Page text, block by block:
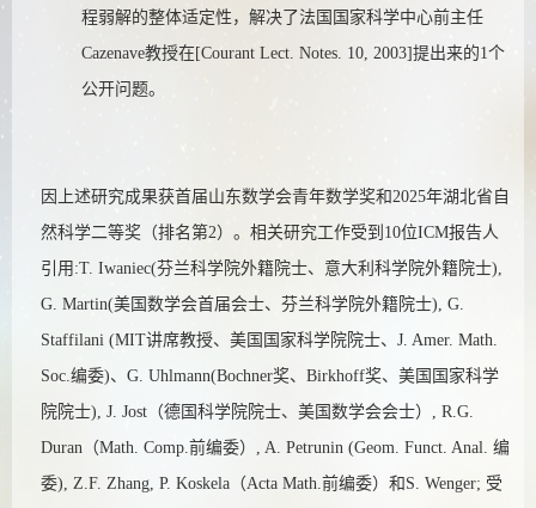
程弱解的整体适定性，解决了法国国家科学中心前主任
Cazenave教授在[Courant Lect. Notes. 10, 2003]提出来的1个
公开问题。
因上述研究成果获首届山东数学会青年数学奖和2025年湖北省自
然科学二等奖（排名第2）。相关研究工作受到10位ICM报告人
引用:T. Iwaniec(芬兰科学院外籍院士、意大利科学院外籍院士),
G. Martin(美国数学会首届会士、芬兰科学院外籍院士), G.
Staffilani (MIT讲席教授、美国国家科学院院士、J. Amer. Math.
Soc.编委)、 G. Uhlmann(Bochner奖、Birkhoff奖、美国国家科学
院院士), J. Jost（德国科学院院士、美国数学会会士）, R.G.
Duran（Math. Comp.前编委）, A. Petrunin (Geom. Funct. Anal. 编
委), Z.F. Zhang, P. Koskela （Acta Math.前编委） 和S. Wenger; 受